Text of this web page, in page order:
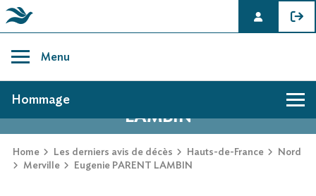
content
Menu
AVIS DE DÉCÈS DE EUGENIE PARENT
LAMBIN
Home Les derniers avis de décès Hauts-de-France
Nord
Merville
Eugenie PARENT LAMBIN
Hommage